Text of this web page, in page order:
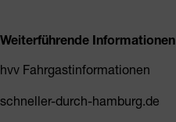
Weiterführende Informationen
hvv Fahrgastinformationen
schneller-durch-hamburg.de